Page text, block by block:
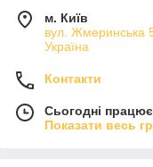
м. Київ
вул. Жмеринська
Україна
Контакти
Сьогодні
Показати весь